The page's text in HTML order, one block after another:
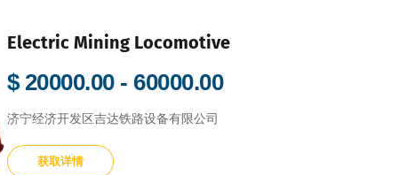
Electric Mining Locomotive
$ 20000.00 - 60000.00
济宁经济开发区吉达铁路设备有限公司
获取详情